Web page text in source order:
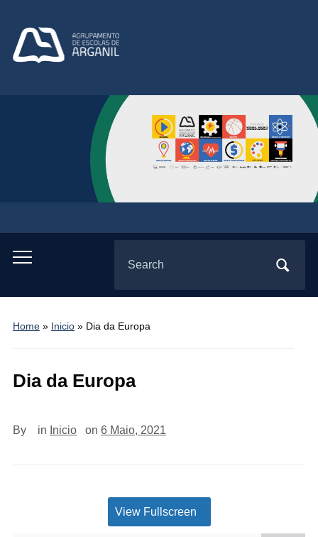
Toggle
menu
for:
Home» Inicio» Dia da Europa
Dia da Europa
By in Inicio on 6 Maio, 2021
View Fullscreen